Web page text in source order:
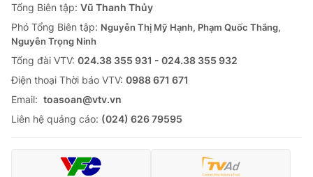
Tổng Biên tập: Vũ Thanh Thủy
Phó Tổng Biên tập: Nguyễn Thị Mỹ Hạnh, Phạm Quốc Thắng,
Nguyễn Trọng Ninh
Tổng đài VTV: 024.38 355 931 - 024.38 355 932
Ðiện thoại Thời báo VTV: 0988 671 671
Email: toasoan@vtv.vn
Liên hệ quảng cáo: (024) 626 79595